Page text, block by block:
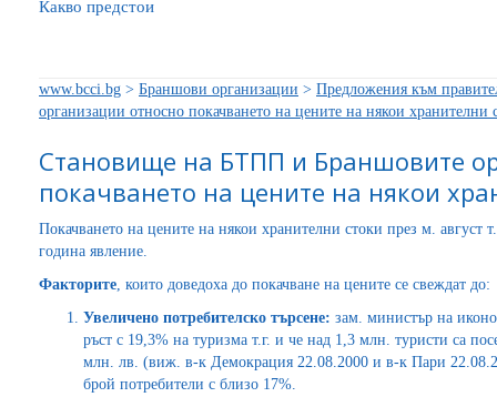
Какво предстои
www.bcci.bg > Браншови организации > Предложения към
организации относно покачването на цените на някои хранителни
Становище на БТПП и Браншовите
покачването на цените на някои
Покачването на цените на някои хранителни стоки през м. август
година явление.
Факторите, които доведоха до покачване на цените се свеждат до:
Увеличено потребителско търсене: зам. министър на
ръст с 19,3% на туризма т.г. и че над 1,3 млн. туристи са
млн. лв. (виж. в-к Демокрация 22.08.2000 и в-к Пари
брой потребители с близо 17%.